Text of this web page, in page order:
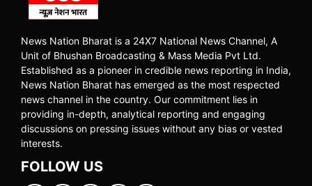
News Nation Bharat is a 24X7 National News Channel, A
Unit of Bhushan Broadcasting & Mass Media Pvt Ltd.
Established as a pioneer in credible news reporting in India,
News Nation Bharat has emerged as the most respected
news channel in the country. Our commitment lies in
providing in-depth, analytical reporting and engaging
discussions on pressing issues without any bias or vested
interests.
FOLLOW US